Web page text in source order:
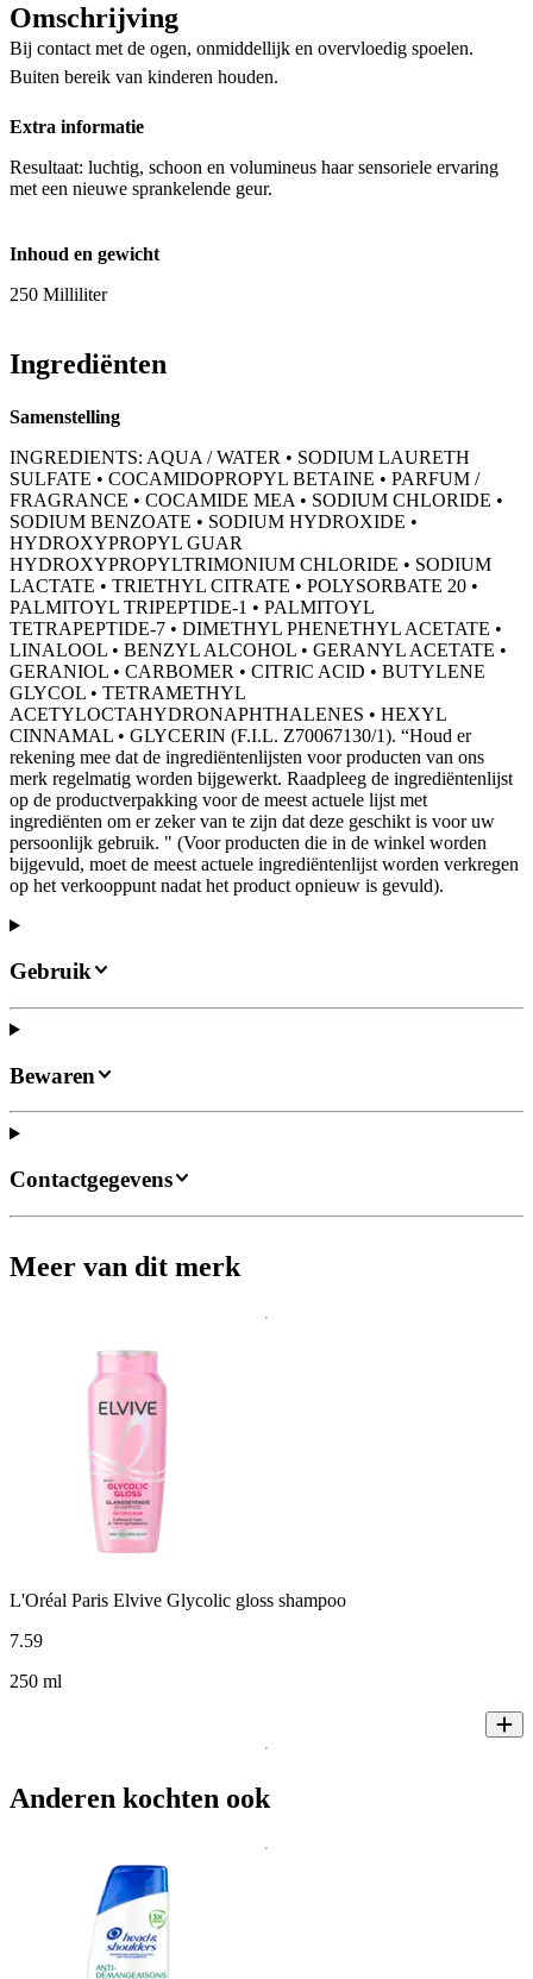
Omschrijving
Bij contact met de ogen, onmiddellijk en overvloedig spoelen.
Buiten bereik van kinderen houden.
Extra informatie
Resultaat: luchtig, schoon en volumineus haar sensoriele ervaring
met een nieuwe sprankelende geur.
Inhoud en gewicht
250 Milliliter
Ingrediënten
Samenstelling
INGREDIENTS: AQUA / WATER • SODIUM LAURETH
SULFATE • COCAMIDOPROPYL BETAINE • PARFUM /
FRAGRANCE • COCAMIDE MEA • SODIUM CHLORIDE •
SODIUM BENZOATE • SODIUM HYDROXIDE •
HYDROXYPROPYL GUAR
HYDROXYPROPYLTRIMONIUM CHLORIDE • SODIUM
LACTATE • TRIETHYL CITRATE • POLYSORBATE 20 •
PALMITOYL TRIPEPTIDE-1 • PALMITOYL
TETRAPEPTIDE-7 • DIMETHYL PHENETHYL ACETATE •
LINALOOL • BENZYL ALCOHOL • GERANYL ACETATE •
GERANIOL • CARBOMER • CITRIC ACID • BUTYLENE
GLYCOL • TETRAMETHYL
ACETYLOCTAHYDRONAPHTHALENES • HEXYL
CINNAMAL • GLYCERIN (F.I.L. Z70067130/1). “Houd er
rekening mee dat de ingrediëntenlijsten voor producten van ons
merk regelmatig worden bijgewerkt. Raadpleeg de ingrediëntenlijst
op de productverpakking voor de meest actuele lijst met
ingrediënten om er zeker van te zijn dat deze geschikt is voor uw
persoonlijk gebruik. " (Voor producten die in de winkel worden
bijgevuld, moet de meest actuele ingrediëntenlijst worden verkregen
op het verkooppunt nadat het product opnieuw is gevuld).
Gebruik
Bewaren
Contactgegevens
Meer van dit merk
L'Oréal Paris Elvive Glycolic gloss shampoo
7.59
250 ml
Anderen kochten ook